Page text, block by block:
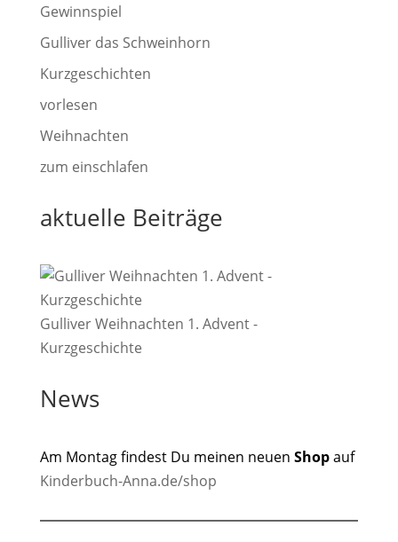
Gewinnspiel
Gulliver das Schweinhorn
Kurzgeschichten
vorlesen
Weihnachten
zum einschlafen
aktuelle Beiträge
Gulliver Weihnachten 1. Advent -
Kurzgeschichte
News
Am Montag findest Du meinen neuen Shopauf
Kinderbuch-Anna.de/shop